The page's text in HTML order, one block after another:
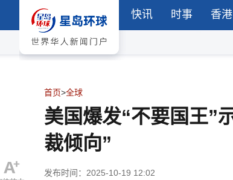
快讯 时事 香港
首页>全球
美国爆发“不要国王”
裁倾向”
发布时间：2025-10-19 12:02